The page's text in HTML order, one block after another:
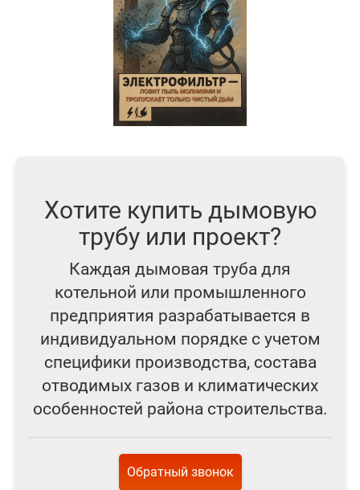
Хотите купить дымовую
трубу или проект?
Каждая дымовая труба для
котельной или промышленного
предприятия разрабатывается в
индивидуальном порядке с учетом
специфики производства, состава
отводимых газов и климатических
особенностей района строительства.
Обратный звонок